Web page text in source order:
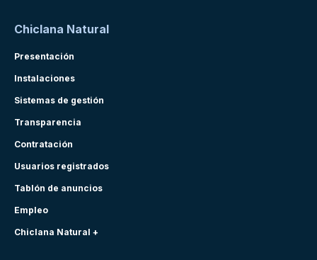
Chiclana Natural
Presentación
Instalaciones
Sistemas de gestión
Transparencia
Contratación
Usuarios registrados
Tablón de anuncios
Empleo
Chiclana Natural +